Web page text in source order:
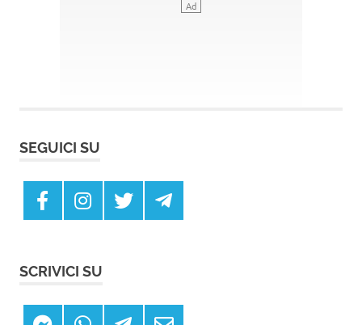
SEGUICI SU
SCRIVICI SU